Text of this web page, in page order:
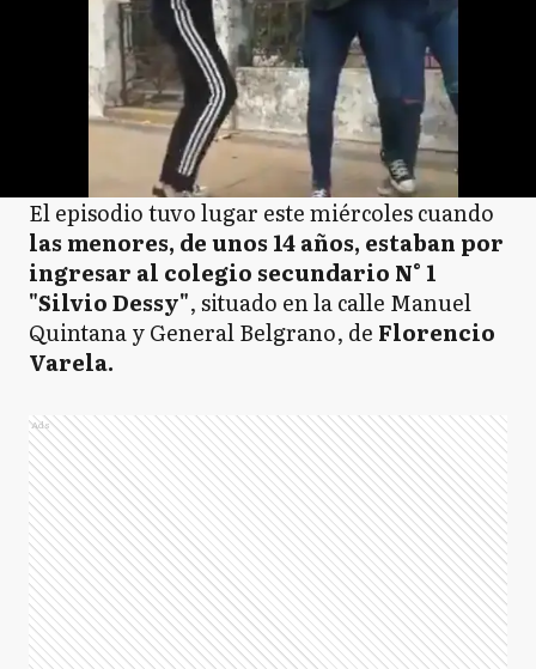
El episodio tuvo lugar este miércoles cuando
las menores, de unos 14 años, estaban por
ingresar al colegio secundario N° 1
"Silvio Dessy", situado en la calle Manuel
Quintana y General Belgrano, de Florencio
Varela.
Ads